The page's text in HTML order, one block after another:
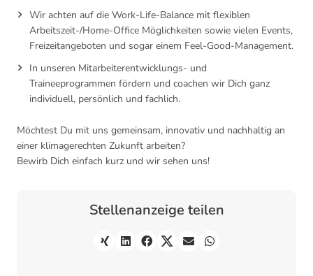
Wir achten auf die Work-Life-Balance mit flexiblen
Arbeitszeit-/Home-Office Möglichkeiten sowie vielen Events,
Freizeitangeboten und sogar einem Feel-Good-Management.
In unseren Mitarbeiterentwicklungs- und
Traineeprogrammen fördern und coachen wir Dich ganz
individuell, persönlich und fachlich.
Möchtest Du mit uns gemeinsam, innovativ und nachhaltig an
einer klimagerechten Zukunft arbeiten?
Bewirb Dich einfach kurz und wir sehen uns!
Stellenanzeige teilen